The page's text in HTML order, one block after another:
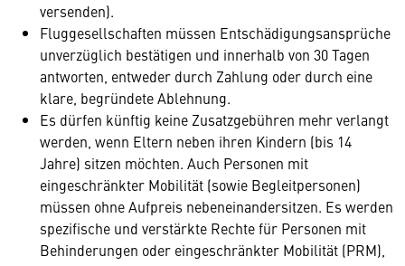
versenden).
Fluggesellschaften müssen Entschädigungsansprüche
unverzüglich bestätigen und innerhalb von 30 Tagen
antworten, entweder durch Zahlung oder durch eine
klare, begründete Ablehnung.
Es dürfen künftig keine Zusatzgebühren mehr verlangt
werden, wenn Eltern neben ihren Kindern (bis 14
Jahre) sitzen möchten. Auch Personen mit
eingeschränkter Mobilität (sowie Begleitpersonen)
müssen ohne Aufpreis nebeneinandersitzen. Es werden
spezifische und verstärkte Rechte für Personen mit
Behinderungen oder eingeschränkter Mobilität (PRM),